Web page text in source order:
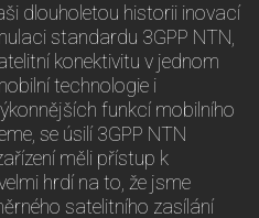
dlouholetou historii inovací
standardu 3GPP NTN,
konektivitu v jednom
technologie i
funkcí mobilního
se úsilí 3GPP NTN
měli přístup k
hrdí na to, že jsme
satelitního zasílání